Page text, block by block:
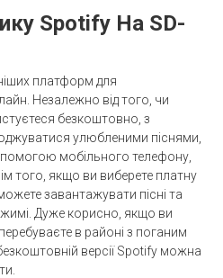
Spotify На SD-
платформ для
Незалежно від того, чи
безкоштовно, з
улюбленими піснями,
мобільного телефону,
того, якщо ви виберете платну
завантажувати пісні та
Дуже корисно, якщо ви
в районі з поганим
версії Spotify можна